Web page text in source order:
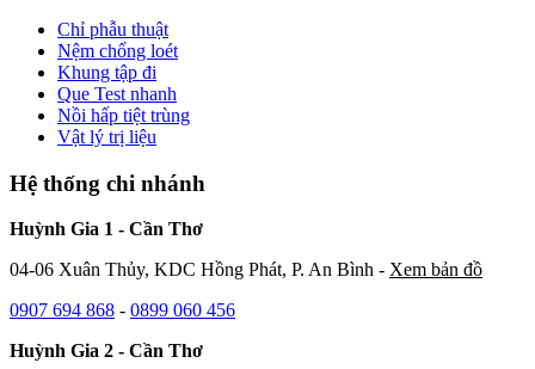
Chỉ phẫu thuật
Nệm chống loét
Khung tập đi
Que Test nhanh
Nồi hấp tiệt trùng
Vật lý trị liệu
Hệ thống chi nhánh
Huỳnh Gia 1 - Cần Thơ
04-06 Xuân Thủy, KDC Hồng Phát, P. An Bình - Xem bản đồ
0907 694 868 - 0899 060 456
Huỳnh Gia 2 - Cần Thơ